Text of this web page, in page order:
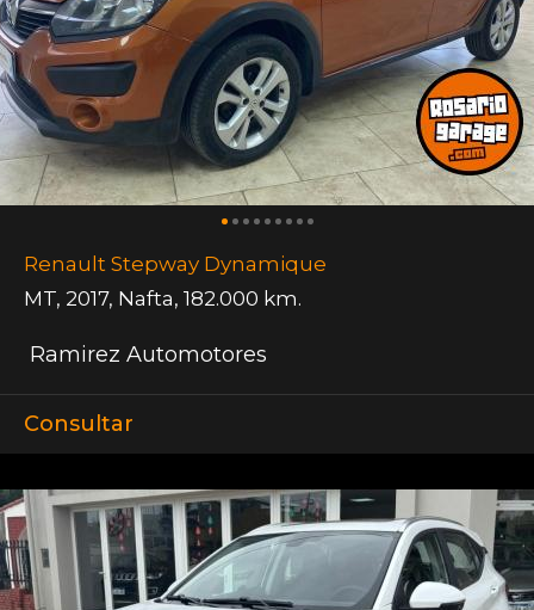
Renault Stepway Dynamique
MT, 2017, Nafta, 182.000 km.
Ramirez Automotores
Consultar